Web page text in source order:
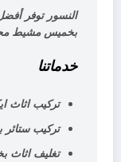
النسور توفر
بخميس مشيط
خدماتنا
تركيب اثاث
تركيب
تغليف